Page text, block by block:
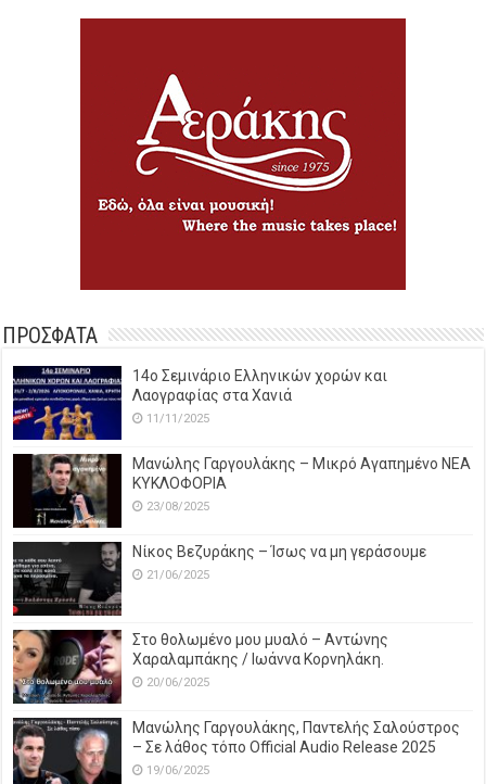
ΠΡΟΣΦΑΤΑ
14o Σεμινάριο Ελληνικών χορών και
Λαογραφίας στα Χανιά
11/11/2025
Μανώλης Γαργουλάκης – Μικρό Αγαπημένο NEΑ
ΚΥΚΛΟΦΟΡΙΑ
23/08/2025
Νίκος Βεζυράκης – Ίσως να μη γεράσουμε
21/06/2025
Στο θολωμένο μου μυαλό – Αντώνης
Χαραλαμπάκης / Ιωάννα Κορνηλάκη.
20/06/2025
Μανώλης Γαργουλάκης, Παντελής Σαλούστρος
– Σε λάθος τόπο Official Audio Release 2025
19/06/2025